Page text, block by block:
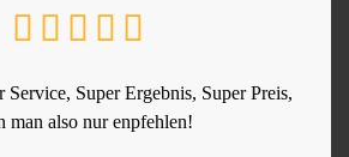
Service, Super Ergebnis, Super Preis,
man also nur enpfehlen!